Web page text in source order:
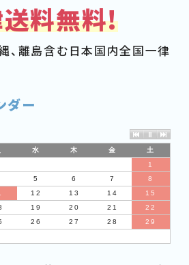
料無料!
、離島含む日本国内全国一律
ダー
水 木 金
土
1
5 6 7
8
12 13 14
15
19 20 21
22
26 27 28
29